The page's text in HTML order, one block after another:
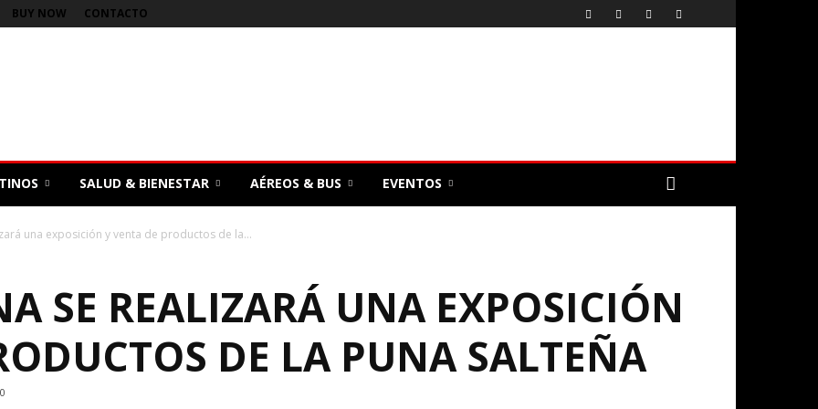
BUY NOW CONTACTO
SALUD & BIENESTAR AÉREOS & BUS EVENTOS
una exposición y venta de productos de la...
SE REALIZARÁ UNA EXPOSICIÓN
DE LA PUNA SALTEÑA
0